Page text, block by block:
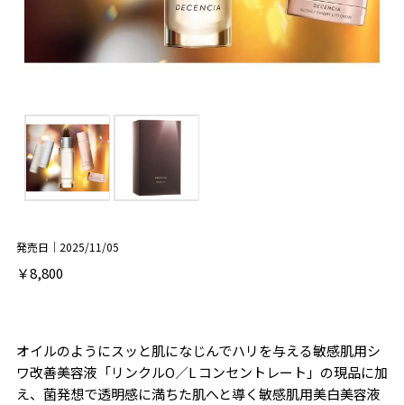
発売日｜2025/11/05
￥8,800
オイルのようにスッと肌になじんでハリを与える敏感肌用シ
ワ改善美容液「リンクルO／L コンセントレート」の現品に加
え、菌発想で透明感に満ちた肌へと導く敏感肌用美白美容液